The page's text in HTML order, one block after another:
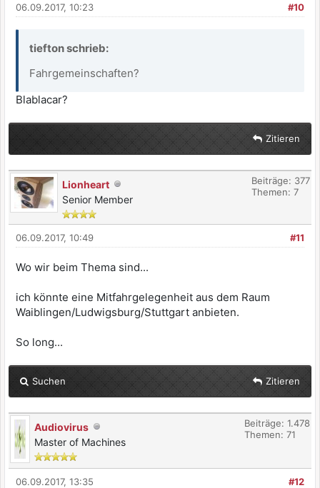
#10
06.09.2017, 10:23
tiefton schrieb:
Fahrgemeinschaften?
Blablacar?
Zitieren
Lionheart
Senior Member
Beiträge: 377
Themen: 7
#11
06.09.2017, 10:49
Wo wir beim Thema sind...
ich könnte eine Mitfahrgelegenheit aus dem Raum
Waiblingen/Ludwigsburg/Stuttgart anbieten.
So long...
Suchen Zitieren
Audiovirus
Master of Machines
Beiträge: 1.478
Themen: 71
#12
06.09.2017, 13:35